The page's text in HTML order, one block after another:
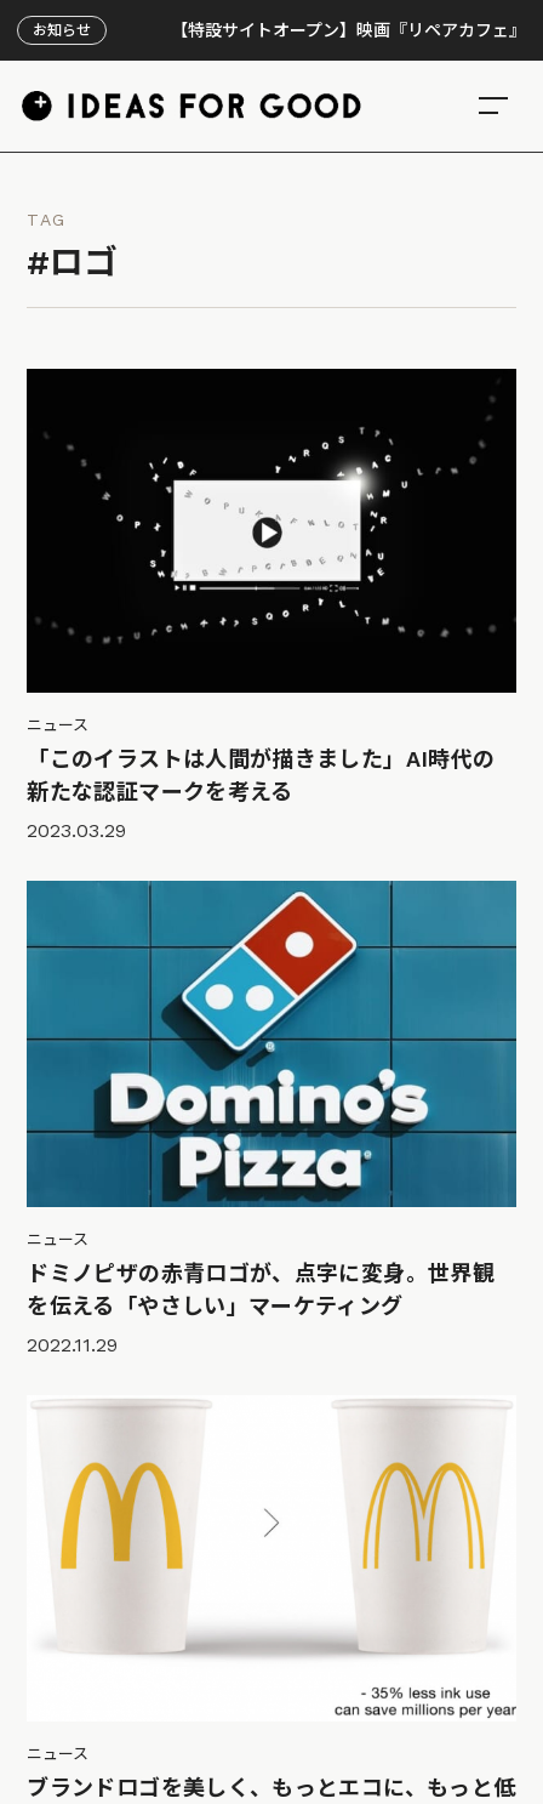
お知らせ 【特設サイトオープン】映画『リペアカフェ』、上
TAG
#ロゴ
ニュース
「このイラストは人間が描きました」AI時代の
新たな認証マークを考える
2023.03.29
ニュース
ドミノピザの赤青ロゴが、点字に変身。世界観
を伝える「やさしい」マーケティング
2022.11.29
ニュース
ブランドロゴを美しく、もっとエコに、もっと低